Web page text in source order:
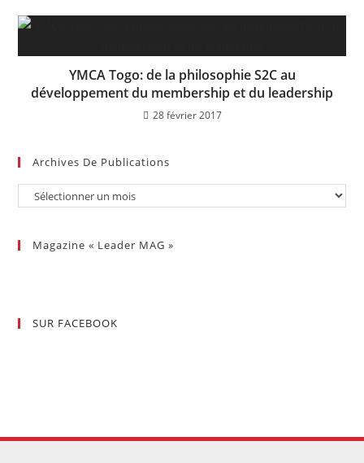
YMCA Togo: de la philosophie S2C au
développement du membership et du leadership
28 février 2017
Archives De Publications
Magazine « Leader MAG »
SUR FACEBOOK